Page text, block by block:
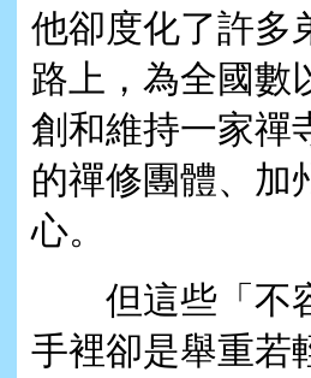
他卻度化了許多
路上，為全國數
創和維持一家禪
的禪修團體、加
心。
但這些「不容
手裡卻是舉重若